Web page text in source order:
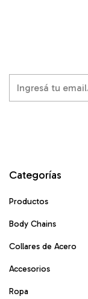
Categorías
Productos
Body Chains
Collares de Acero
Accesorios
Ropa